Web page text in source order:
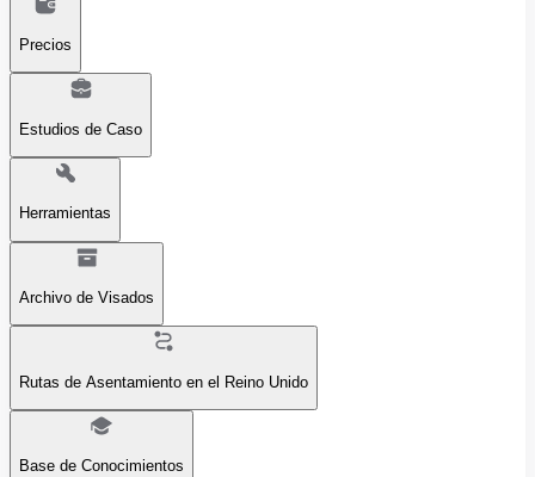
Precios
Estudios de Caso
Herramientas
Archivo de Visados
Rutas de Asentamiento en el Reino Unido
Base de Conocimientos